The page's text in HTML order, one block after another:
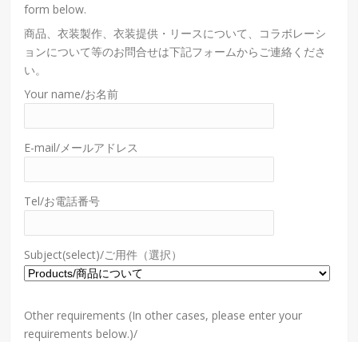
form below.
商品、衣装製作、衣装提供・リースについて、コラボレーシ
ョンについて等のお問合せは下記フォームからご連絡くださ
い。
Your name/お名前
E-mail/メールアドレス
Tel/お電話番号
Subject(select)/ご用件（選択）
Other requirements (In other cases, please enter your
requirements below.)/